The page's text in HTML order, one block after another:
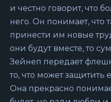
и честно говорит, что
него. Он понимает, что
принести им новые
они будут вместе, то
Зейнеп передает
то, что может защитить
Она прекрасно